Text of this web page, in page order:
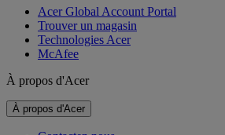
Acer Global Account Portal
Trouver un magasin
Technologies Acer
McAfee
À propos d'Acer
À propos d'Acer